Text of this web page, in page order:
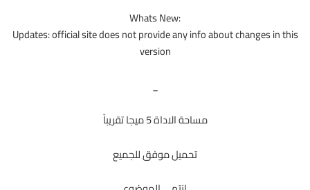
Whats New:
Updates: official site does not provide any info about changes in this
version
_
مساحة الاداة 5 ميجا تقريباً
تحميل موفق للجميع